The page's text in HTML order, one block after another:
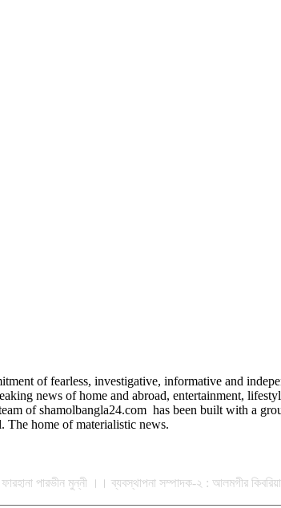
of fearless, investigative, informative and
news of home and abroad, entertainment,
of shamolbangla24.com has been built with a
The home of materialistic news.
ফারহানা পারভীন মুন্নী ।। ব্যবস্থাপনা সম্পাদক-২ : আলমগীর